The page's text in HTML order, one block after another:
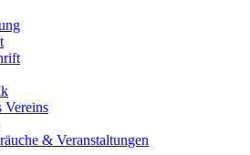
Vereins
& Veranstaltungen